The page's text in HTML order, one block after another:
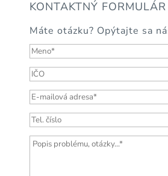
KONTAKTNÝ FORMULÁR
Máte otázku? Opýtajte sa